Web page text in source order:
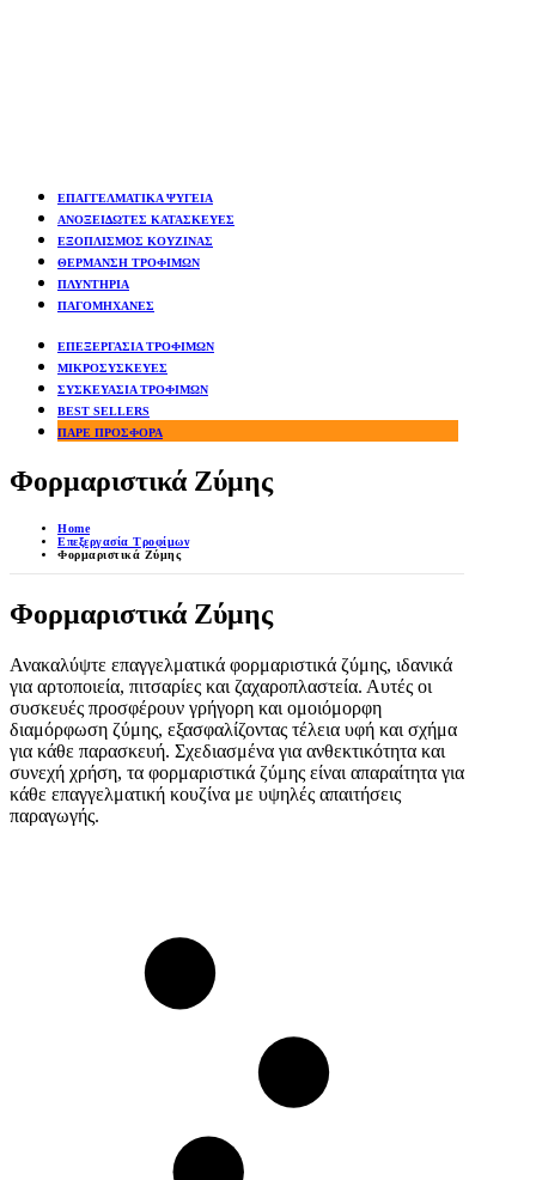
ΕΠΑΓΓΕΛΜΑΤΙΚΑ ΨΥΓΕΙΑ
ΑΝΟΞΕΙΔΩΤΕΣ ΚΑΤΑΣΚΕΥΕΣ
ΕΞΟΠΛΙΣΜΟΣ ΚΟΥΖΙΝΑΣ
ΘΕΡΜΑΝΣΗ ΤΡΟΦΙΜΩΝ
ΠΛΥΝΤΗΡΙΑ
ΠΑΓΟΜΗΧΑΝΕΣ
ΕΠΕΞΕΡΓΑΣΙΑ ΤΡΟΦΙΜΩΝ
ΜΙΚΡΟΣΥΣΚΕΥΕΣ
ΣΥΣΚΕΥΑΣΙΑ ΤΡΟΦΙΜΩΝ
BEST SELLERS
ΠΑΡΕ ΠΡΟΣΦΟΡΑ
Φορμαριστικά Ζύμης
Home
Επεξεργασία Τροφίμων
Φορμαριστικά Ζύμης
Φορμαριστικά Ζύμης
Ανακαλύψτε επαγγελματικά φορμαριστικά ζύμης, ιδανικά
για αρτοποιεία, πιτσαρίες και ζαχαροπλαστεία. Αυτές οι
συσκευές προσφέρουν γρήγορη και ομοιόμορφη
διαμόρφωση ζύμης, εξασφαλίζοντας τέλεια υφή και σχήμα
για κάθε παρασκευή. Σχεδιασμένα για ανθεκτικότητα και
συνεχή χρήση, τα φορμαριστικά ζύμης είναι απαραίτητα για
κάθε επαγγελματική κουζίνα με υψηλές απαιτήσεις
παραγωγής.